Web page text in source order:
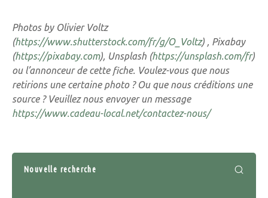
Photos by Olivier Voltz
(https://www.shutterstock.com/fr/g/O_Voltz) , Pixabay
(https://pixabay.com), Unsplash (https://unsplash.com/fr)
ou l’annonceur de cette fiche. Voulez-vous que nous
retirions une certaine photo ? Ou que nous créditions une
source ? Veuillez nous envoyer un message
https://www.cadeau-local.net/contactez-nous/
Nouvelle recherche